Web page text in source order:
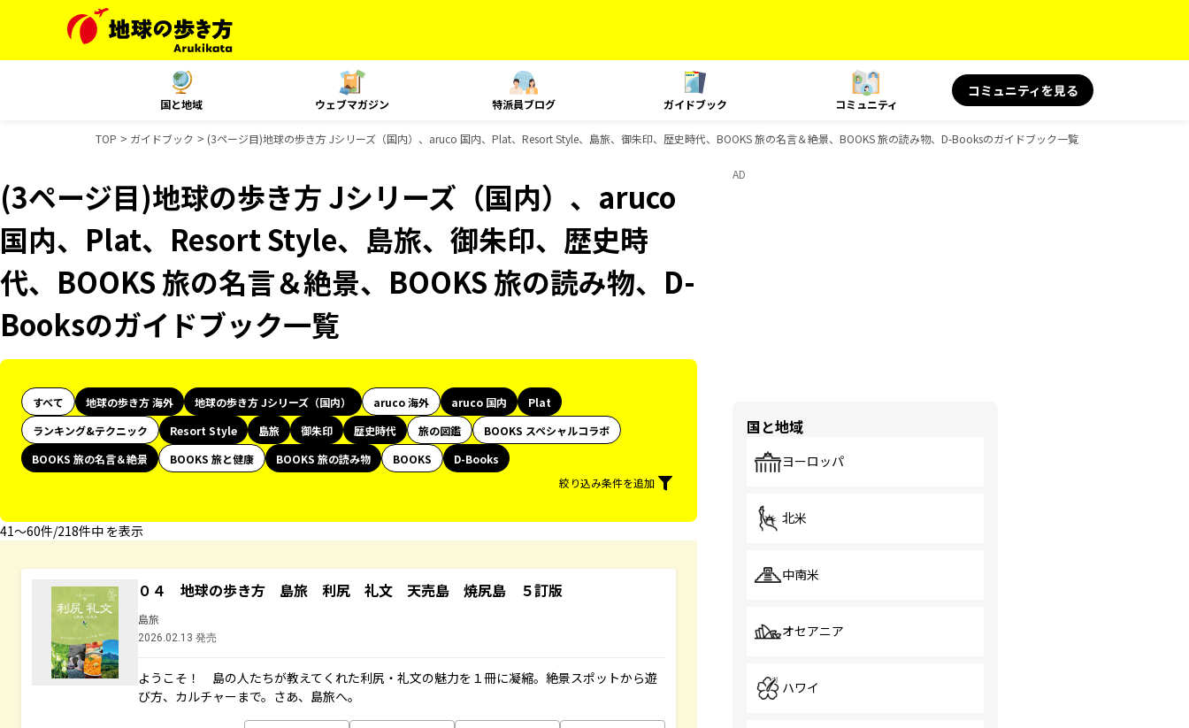
国と地域 ウェブマガジン 特派員ブログ ガイドブック コミュニティ
コミュニティを見る
TOP ガイドブック (3ページ目)地球の歩き方 Jシリーズ（国内）、aruco 国内、Plat、Resort Style、島旅、御朱印、歴史時代、BOOKS 旅の名言＆絶景、BOOKS 旅の読み物、D-Booksのガイドブック一覧
(3ページ目)地球の歩き方 Jシリーズ（国内）、aruco
国内、Plat、Resort Style、島旅、御朱印、歴史時
代、BOOKS 旅の名言＆絶景、BOOKS 旅の読み物、D-
Booksのガイドブック一覧
すべて 地球の歩き方 海外 地球の歩き方 Jシリーズ（国内） aruco 海外 aruco 国内
Plat
ランキング&テクニック
Resort Style 島旅 御朱印 歴史時代 旅の図鑑
BOOKS スペシャルコラボ
BOOKS 旅の名言＆絶景
BOOKS 旅と健康 BOOKS 旅の読み物 BOOKS
D-Books
絞り込み条件を追加
41〜60件/218件中 を表示
０４ 地球の歩き方 島旅 利尻 礼文 天売島 焼尻島 ５訂版
島旅
2026.02.13 発売
ようこそ！ 島の人たちが教えてくれた利尻・礼文の魅力を１冊に凝縮。絶景スポットから遊
び方、カルチャーまで。さあ、島旅へ。
AD
国と地域
ヨーロッパ
北米
中南米
オセアニア
ハワイ